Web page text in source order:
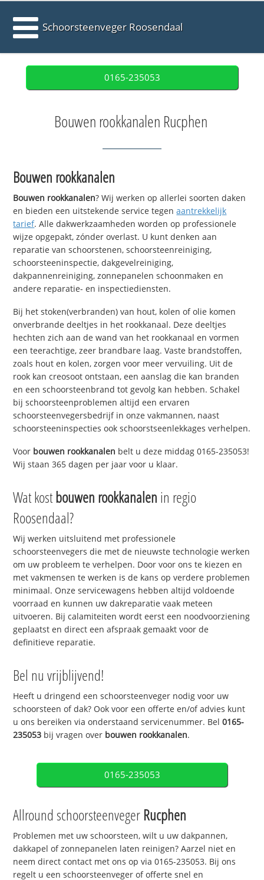
Schoorsteenveger Roosendaal
0165-235053
Bouwen rookkanalen Rucphen
Bouwen rookkanalen
Bouwen rookkanalen? Wij werken op allerlei soorten daken
en bieden een uitstekende service tegenaantrekkelijk
tarief. Alle dakwerkzaamheden worden op professionele
wijze opgepakt, zónder overlast. U kunt denken aan
reparatie van schoorstenen, schoorsteenreiniging,
schoorsteeninspectie, dakgevelreiniging,
dakpannenreiniging, zonnepanelen schoonmaken en
andere reparatie- en inspectiediensten.
Bij het stoken(verbranden) van hout, kolen of olie komen
onverbrande deeltjes in het rookkanaal. Deze deeltjes
hechten zich aan de wand van het rookkanaal en vormen
een teerachtige, zeer brandbare laag. Vaste brandstoffen,
zoals hout en kolen, zorgen voor meer vervuiling. Uit de
rook kan creosoot ontstaan, een aanslag die kan branden
en een schoorsteenbrand tot gevolg kan hebben. Schakel
bij schoorsteenproblemen altijd een ervaren
schoorsteenvegersbedrijf in onze vakmannen, naast
schoorsteeninspecties ook schoorstseenlekkages verhelpen.
Voor bouwen rookkanalen belt u deze middag 0165-235053!
Wij staan 365 dagen per jaar voor u klaar.
Wat kostbouwen rookkanalen in regio
Roosendaal?
Wij werken uitsluitend met professionele
schoorsteenvegers die met de nieuwste technologie werken
om uw probleem te verhelpen. Door voor ons te kiezen en
met vakmensen te werken is de kans op verdere problemen
minimaal. Onze servicewagens hebben altijd voldoende
voorraad en kunnen uw dakreparatie vaak meteen
uitvoeren. Bij calamiteiten wordt eerst een noodvoorziening
geplaatst en direct een afspraak gemaakt voor de
definitieve reparatie.
Bel nu vrijblijvend!
Heeft u dringend een schoorsteenveger nodig voor uw
schoorsteen of dak? Ook voor een offerte en/of advies kunt
u ons bereiken via onderstaand servicenummer. Bel0165-
235053 bij vragen over bouwen rookkanalen.
0165-235053
Allround schoorsteenveger Rucphen
Problemen met uw schoorsteen, wilt u uw dakpannen,
dakkapel of zonnepanelen laten reinigen? Aarzel niet en
neem direct contact met ons op via 0165-235053. Bij ons
regelt u een schoorsteenveger of offerte snel en